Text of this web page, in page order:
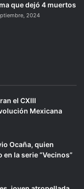
que dejó 4 muertos
2024
el CXIII
Mexicana
Ocaña, quien
la serie “Vecinos”